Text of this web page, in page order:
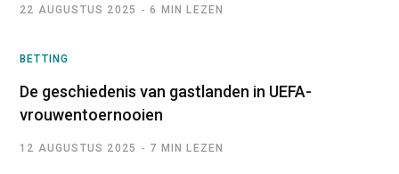
22 AUGUSTUS 2025 6 MIN LEZEN
BETTING
De geschiedenis van gastlanden in UEFA-
vrouwentoernooien
12 AUGUSTUS 2025 7 MIN LEZEN